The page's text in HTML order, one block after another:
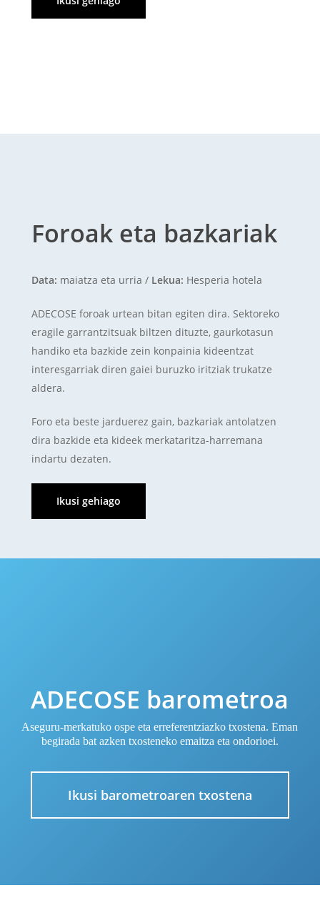
Foroak eta bazkariak
Data: maiatza eta urria /Lekua: Hesperia hotela
ADECOSE foroak urtean bitan egiten dira. Sektoreko
eragile garrantzitsuak biltzen dituzte, gaurkotasun
handiko eta bazkide zein konpainia kideentzat
interesgarriak diren gaiei buruzko iritziak trukatze
aldera.
Foro eta beste jarduerez gain, bazkariak antolatzen
dira bazkide eta kideek merkataritza-harremana
indartu dezaten.
Ikusi gehiago
ADECOSE barometroa
Aseguru-merkatuko ospe eta erreferentziazko txostena. Eman
begirada bat azken txosteneko emaitza eta ondorioei.
Ikusi barometroaren txostena